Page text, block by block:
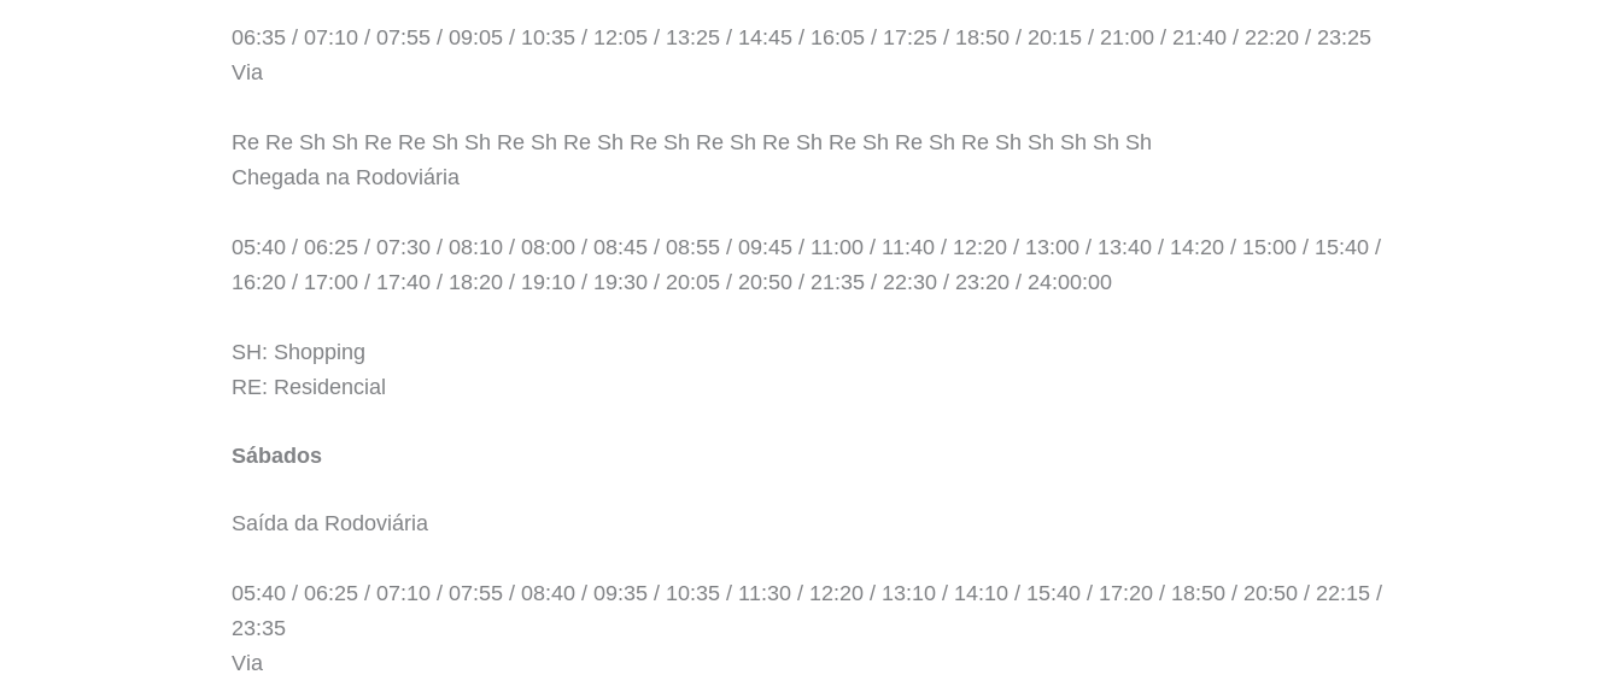
06:35 / 07:10 / 07:55 / 09:05 / 10:35 / 12:05 / 13:25 / 14:45 / 16:05 / 17:25 / 18:50 / 20:15 / 21:00 / 21:40 / 22:20 / 23:25
Via
Re Re Sh Sh Re Re Sh Sh Re Sh Re Sh Re Sh Re Sh Re Sh Re Sh Re Sh Re Sh Sh Sh Sh Sh
Chegada na Rodoviária
05:40 / 06:25 / 07:30 / 08:10 / 08:00 / 08:45 / 08:55 / 09:45 / 11:00 / 11:40 / 12:20 / 13:00 / 13:40 / 14:20 / 15:00 / 15:40 /
16:20 / 17:00 / 17:40 / 18:20 / 19:10 / 19:30 / 20:05 / 20:50 / 21:35 / 22:30 / 23:20 / 24:00:00
SH: Shopping
RE: Residencial
Sábados
Saída da Rodoviária
05:40 / 06:25 / 07:10 / 07:55 / 08:40 / 09:35 / 10:35 / 11:30 / 12:20 / 13:10 / 14:10 / 15:40 / 17:20 / 18:50 / 20:50 / 22:15 /
23:35
Via